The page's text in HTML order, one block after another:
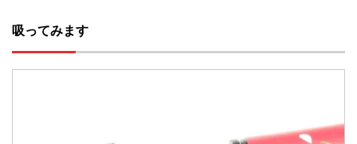
吸ってみます